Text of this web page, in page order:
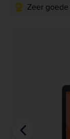
Zeer goede